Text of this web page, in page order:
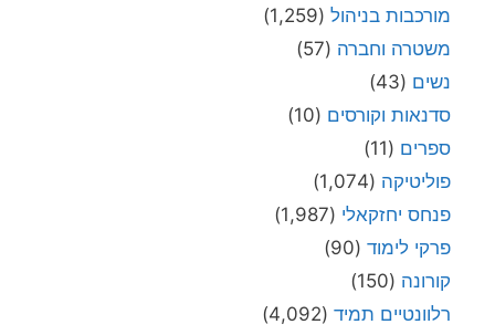
מורכבות בניהול (1,259)
משטרה וחברה (57)
נשים (43)
סדנאות וקורסים (10)
ספרים (11)
פוליטיקה (1,074)
פנחס יחזקאלי (1,987)
פרקי לימוד (90)
קורונה (150)
רלוונטיים תמיד (4,092)